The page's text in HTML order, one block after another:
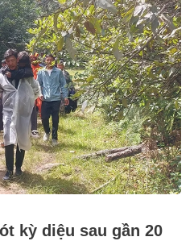
kỳ diệu sau gần 20